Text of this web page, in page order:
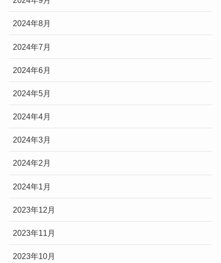
2024年8月
2024年7月
2024年6月
2024年5月
2024年4月
2024年3月
2024年2月
2024年1月
2023年12月
2023年11月
2023年10月